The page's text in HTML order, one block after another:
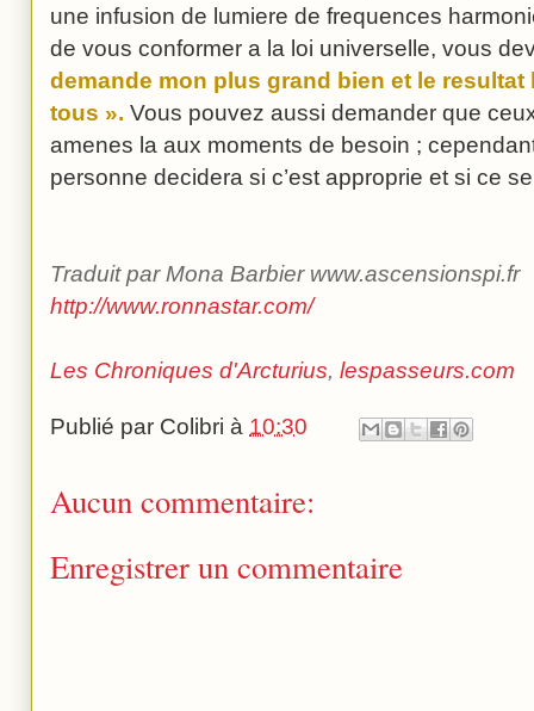
une infusion de lumiere de frequences
de vous conformer a la loi universelle, vous
demande mon plus grand bien et le
tous ». Vous pouvez aussi demander que
amenes la aux moments de besoin ;
personne decidera si c’est approprie et si ce
Traduit par Mona Barbier www.ascensionspi.fr
http://www.ronnastar.com/
Les Chroniques d'Arcturius, lespasseurs.com
Publié par Colibri à 10:30
Aucun commentaire:
Enregistrer un commentaire